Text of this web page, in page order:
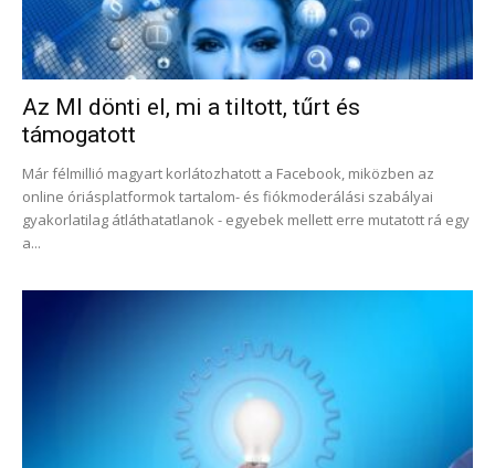
Az MI dönti el, mi a tiltott, tűrt és
támogatott
Már félmillió magyart korlátozhatott a Facebook, miközben az
online óriásplatformok tartalom- és fiókmoderálási szabályai
gyakorlatilag átláthatatlanok - egyebek mellett erre mutatott rá egy
a...